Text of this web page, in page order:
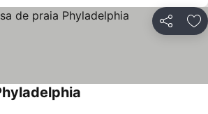
Partilhar